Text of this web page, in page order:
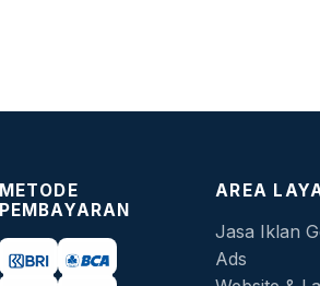
METODE
PEMBAYARAN
AREA
Jasa Iklan
Ads